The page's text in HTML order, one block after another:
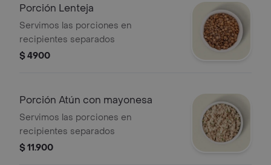
Porción Lenteja
Servimos las porciones en
recipientes separados
$ 4900
Porción Atún con mayonesa
Servimos las porciones en
recipientes separados
$ 11.900